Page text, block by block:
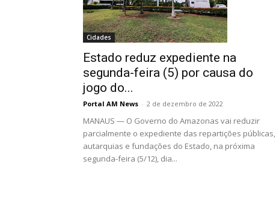
Cidades
Estado reduz expediente na
segunda-feira (5) por causa do
jogo do...
Portal AM News - 2 de dezembro de 2022
MANAUS — O Governo do Amazonas vai reduzir
parcialmente o expediente das repartições públicas,
autarquias e fundações do Estado, na próxima
segunda-feira (5/12), dia...